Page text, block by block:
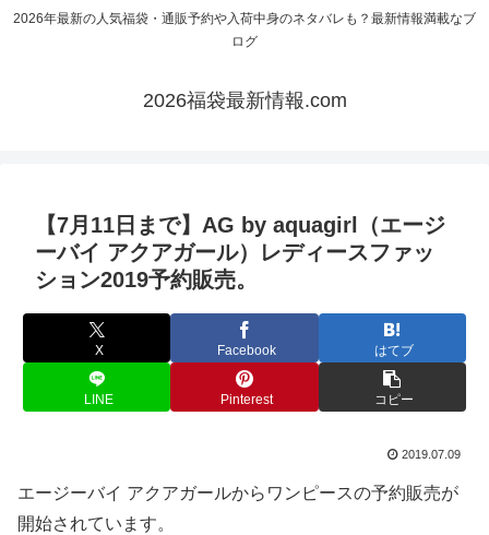
2026年最新の人気福袋・通販予約や入荷中身のネタバレも？最新情報満載なブ
ログ
2026福袋最新情報.com
【7月11日まで】AG by aquagirl（エージ
ーバイ アクアガール）レディースファッ
ション2019予約販売。
X Facebook はてブ
LINE Pinterest コピー
2019.07.09
エージーバイ アクアガールからワンピースの予約販売が
開始されています。